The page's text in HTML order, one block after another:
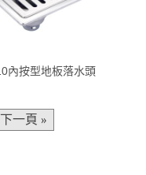
內按型地板落水頭
下一頁 »